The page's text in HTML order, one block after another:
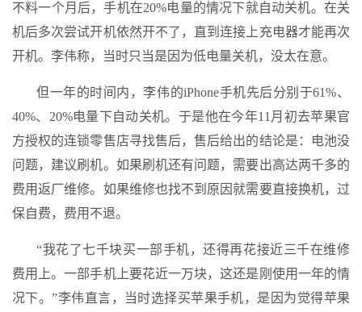
不料一个月后，手机在20%电量的情况下就自动关机。在关
机后多次尝试开机依然开不了，直到连接上充电器才能再次
开机。李伟称，当时只当是因为低电量关机，没太在意。
但一年的时间内，李伟的iPhone手机先后分别于61%、
40%、20%电量下自动关机。于是他在今年11月初去苹果官
方授权的连锁零售店寻找售后，售后给出的结论是：电池没
问题，建议刷机。如果刷机还有问题，需要出高达两千多的
费用返厂维修。如果维修也找不到原因就需要直接换机，过
保自费，费用不退。
“我花了七千块买一部手机，还得再花接近三千在维修
费用上。一部手机上要花近一万块，这还是刚使用一年的情
况下。”李伟直言，当时选择买苹果手机，是因为觉得苹果